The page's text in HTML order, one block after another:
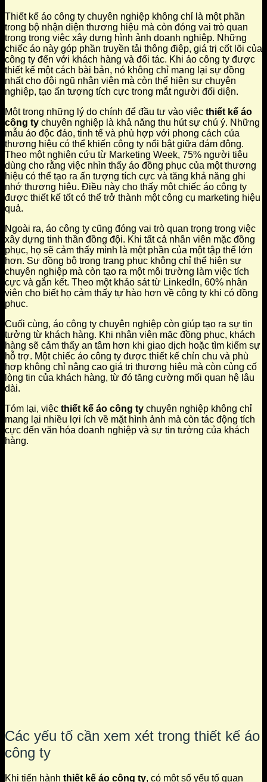
Thiết kế áo công ty chuyên nghiệp không chỉ là một phần
trong bộ nhận diện thương hiệu mà còn đóng vai trò quan
trọng trong việc xây dựng hình ảnh doanh nghiệp. Những
chiếc áo này góp phần truyền tải thông điệp, giá trị cốt lõi của
công ty đến với khách hàng và đối tác. Khi áo công ty được
thiết kế một cách bài bản, nó không chỉ mang lại sự đồng
nhất cho đội ngũ nhân viên mà còn thể hiện sự chuyên
nghiệp, tạo ấn tượng tích cực trong mắt người đối diện.
Một trong những lý do chính để đầu tư vào việc thiết kế áo
công ty chuyên nghiệp là khả năng thu hút sự chú ý. Những
mẫu áo độc đáo, tinh tế và phù hợp với phong cách của
thương hiệu có thể khiến công ty nổi bật giữa đám đông.
Theo một nghiên cứu từ Marketing Week, 75% người tiêu
dùng cho rằng việc nhìn thấy áo đồng phục của một thương
hiệu có thể tạo ra ấn tượng tích cực và tăng khả năng ghi
nhớ thương hiệu. Điều này cho thấy một chiếc áo công ty
được thiết kế tốt có thể trở thành một công cụ marketing hiệu
quả.
Ngoài ra, áo công ty cũng đóng vai trò quan trọng trong việc
xây dựng tinh thần đồng đội. Khi tất cả nhân viên mặc đồng
phục, họ sẽ cảm thấy mình là một phần của một tập thể lớn
hơn. Sự đồng bộ trong trang phục không chỉ thể hiện sự
chuyên nghiệp mà còn tạo ra một môi trường làm việc tích
cực và gắn kết. Theo một khảo sát từ LinkedIn, 60% nhân
viên cho biết họ cảm thấy tự hào hơn về công ty khi có đồng
phục.
Cuối cùng, áo công ty chuyên nghiệp còn giúp tạo ra sự tin
tưởng từ khách hàng. Khi nhân viên mặc đồng phục, khách
hàng sẽ cảm thấy an tâm hơn khi giao dịch hoặc tìm kiếm sự
hỗ trợ. Một chiếc áo công ty được thiết kế chỉn chu và phù
hợp không chỉ nâng cao giá trị thương hiệu mà còn củng cố
lòng tin của khách hàng, từ đó tăng cường mối quan hệ lâu
dài.
Tóm lại, việc thiết kế áo công ty chuyên nghiệp không chỉ
mang lại nhiều lợi ích về mặt hình ảnh mà còn tác động tích
cực đến văn hóa doanh nghiệp và sự tin tưởng của khách
hàng.
Các yếu tố cần xem xét trong thiết kế áo
công ty
Khi tiến hành thiết kế áo công ty, có một số yếu tố quan